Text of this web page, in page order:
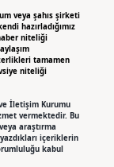
veya şahıs şirketi
hazırladığımız
niteliği
tamamen
niteliği
İletişim Kurumu
vermektedir. Bu
araştırma
içeriklerin
kabul